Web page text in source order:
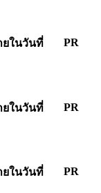
ยในวันที่ PR
ยในวันที่ PR
ยในวันที่ PR